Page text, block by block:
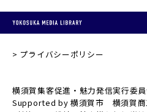
プライバシーポリシー
横須賀集客促進・魅力発信実行委
Supported by 横須賀市 横須賀